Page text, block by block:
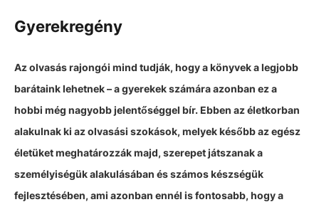
Gyerekregény
Az olvasás rajongói mind tudják, hogy a könyvek a legjobb
barátaink lehetnek – a gyerekek számára azonban ez a
hobbi még nagyobb jelentőséggel bír. Ebben az életkorban
alakulnak ki az olvasási szokások, melyek később az egész
életüket meghatározzák majd, szerepet játszanak a
személyiségük alakulásában és számos készségük
fejlesztésében, ami azonban ennél is fontosabb, hogy a